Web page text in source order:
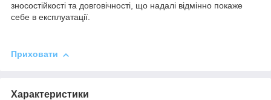
зносостійкості та довговічності, що надалі відмінно покаже
себе в експлуатації.
Приховати
Характеристики